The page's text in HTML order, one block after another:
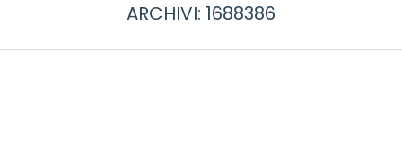
ARCHIVI: 1688386